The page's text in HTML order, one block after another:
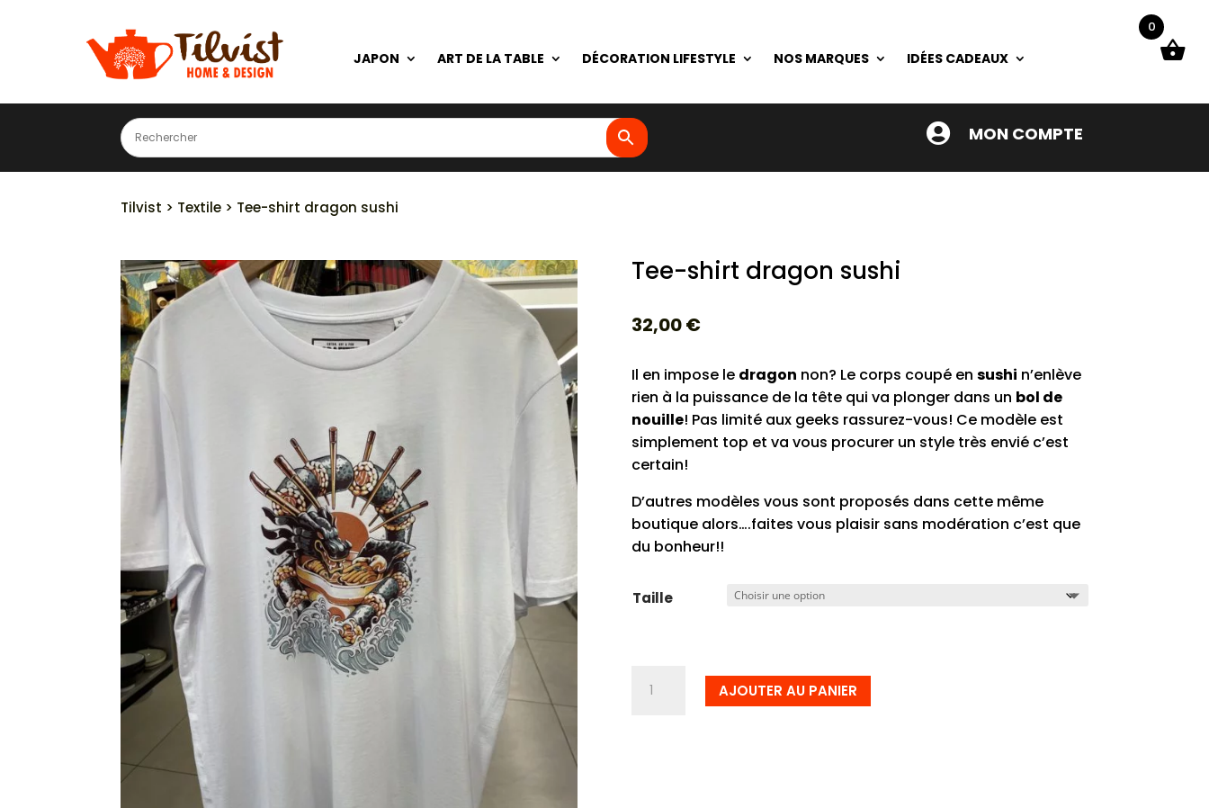
JAPON ART DE LA TABLE DÉCORATION LIFESTYLE NOS MARQUES IDÉES CADEAUX
 MON COMPTE
Tilvist > Textile > Tee-shirt dragon sushi
Tee-shirt dragon sushi
32,00€
Il en impose le dragon non? Le corps coupé en sushi n’enlève
rien à la puissance de la tête qui va plonger dans un bol de
nouille! Pas limité aux geeks rassurez-vous! Ce modèle est
simplement top et va vous procurer un style très envié c’est
certain!
D’autres modèles vous sont proposés dans cette même
boutique alors….faites vous plaisir sans modération c’est que
du bonheur!!
Taille
AJOUTER AU PANIER
0